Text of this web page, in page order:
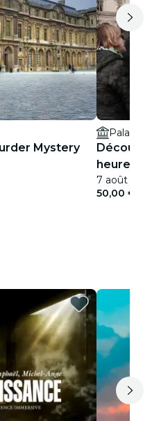
Mystery
Palais
heures
7 août - 2
50,00 €